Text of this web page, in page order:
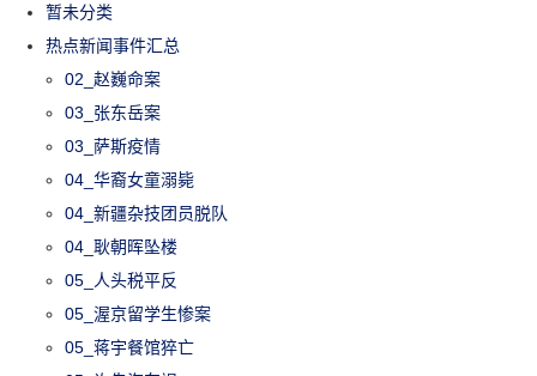
暂未分类
热点新闻事件汇总
02_赵巍命案
03_张东岳案
03_萨斯疫情
04_华裔女童溺毙
04_新疆杂技团员脱队
04_耿朝晖坠楼
05_人头税平反
05_渥京留学生惨案
05_蒋宇餐馆猝亡